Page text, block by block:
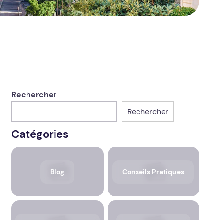
Rechercher
Rechercher
Catégories
Blog Conseils Pratiques